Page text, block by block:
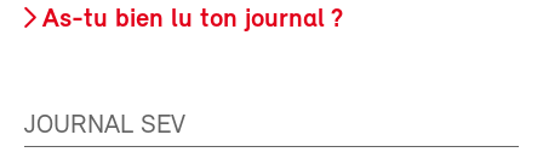
As-tu bien lu ton journal ?
JOURNAL SEV